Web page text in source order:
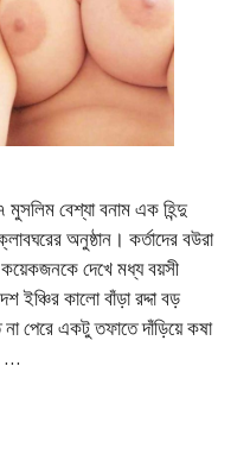
বেশ্যা বনাম এক হিন্দু
অনুষ্ঠান। কর্তাদের বউরা
দেখে মধ্য বয়সী
ইঞ্চির কালো বাঁড়া রদ্দা বড়
পেরে একটু তফাতে দাঁড়িয়ে কষা
…